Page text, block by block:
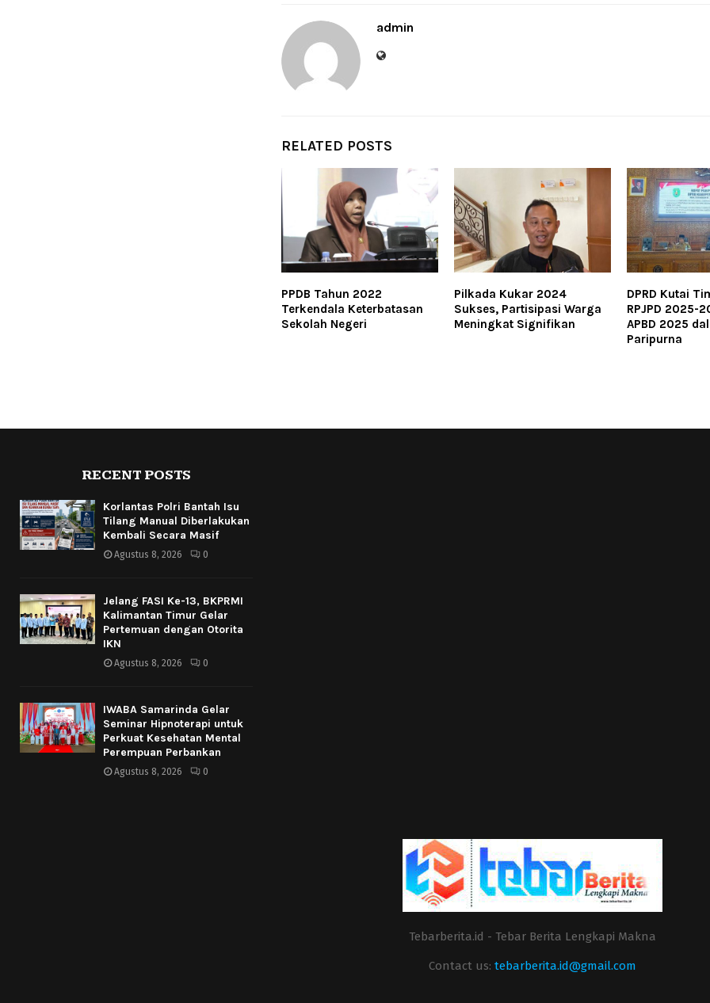
admin
RELATED POSTS
PPDB Tahun 2022
Terkendala Keterbatasan
Sekolah Negeri
Pilkada Kukar 2024
Sukses, Partisipasi Warga
Meningkat Signifikan
DPRD Kutai
RPJPD 2025-
APBD 2025
Paripurna
RECENT POSTS
Korlantas Polri Bantah Isu
Tilang Manual Diberlakukan
Kembali Secara Masif
Agustus 8, 2026 0
Jelang FASI Ke-13, BKPRMI
Kalimantan Timur Gelar
Pertemuan dengan Otorita
IKN
Agustus 8, 2026 0
IWABA Samarinda Gelar
Seminar Hipnoterapi untuk
Perkuat Kesehatan Mental
Perempuan Perbankan
Agustus 8, 2026 0
Tebarberita.id - Tebar Berita Lengkapi Makna
Contact us: tebarberita.id@gmail.com